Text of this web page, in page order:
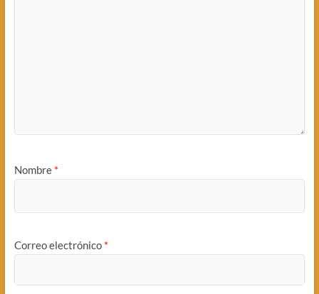
Nombre *
Correo electrónico *